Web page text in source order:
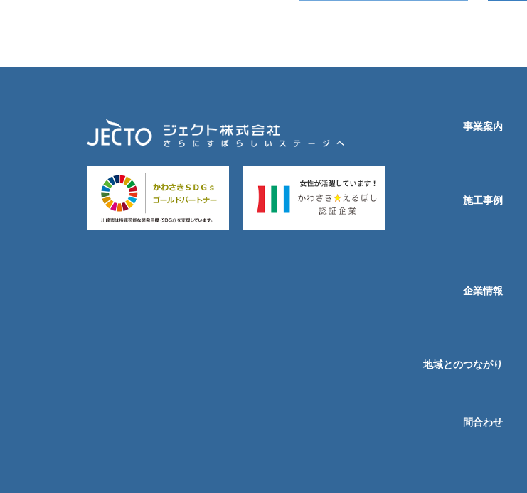
事業案内
施工事例
企業情報
地域とのつながり
問合わせ